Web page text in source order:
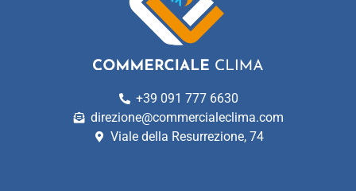
+39 091 777 6630
direzione@commercialeclima.com
Viale della Resurrezione, 74